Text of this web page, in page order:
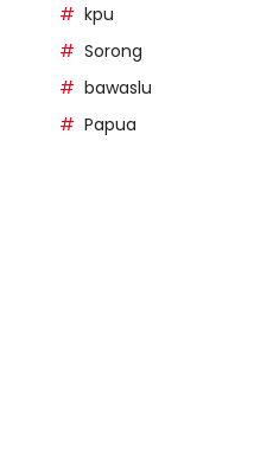
kpu
Sorong
bawaslu
Papua